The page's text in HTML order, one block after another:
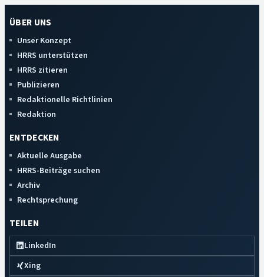
ÜBER UNS
Unser Konzept
HRRS unterstützen
HRRS zitieren
Publizieren
Redaktionelle Richtlinien
Redaktion
ENTDECKEN
Aktuelle Ausgabe
HRRS-Beiträge suchen
Archiv
Rechtsprechung
TEILEN
LinkedIn
Xing